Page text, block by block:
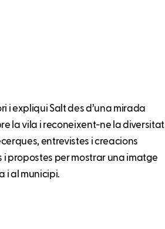
i expliqui Salt des d’una mirada
la vila i reconeixent-ne la diversitat
entrevistes i creacions
i propostes per mostrar una imatge
i al municipi.